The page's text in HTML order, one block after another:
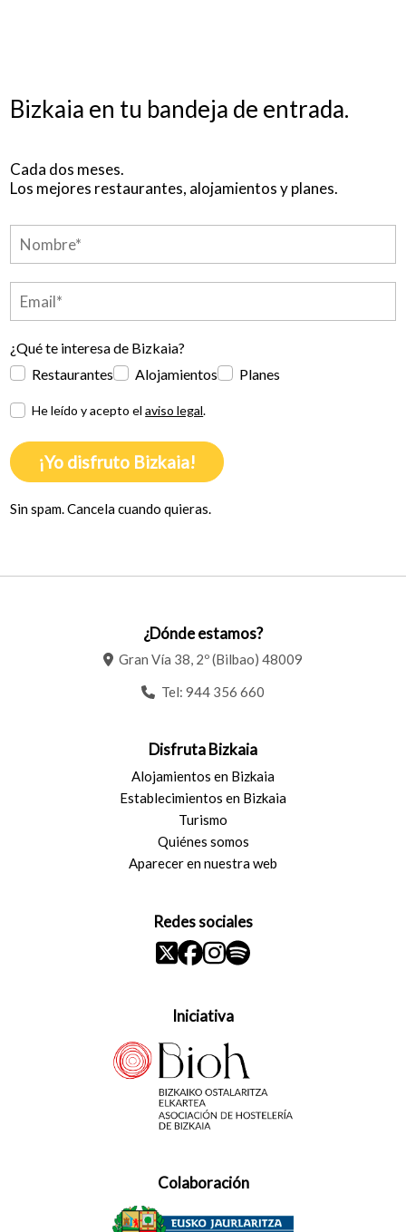
Bizkaia en tu bandeja de entrada.
Cada dos meses.
Los mejores restaurantes, alojamientos y planes.
¿Qué te interesa de Bizkaia?
Restaurantes
Alojamientos Planes
He leído y acepto elaviso legal.
¡Yo disfruto Bizkaia!
Sin spam. Cancela cuando quieras.
¿Dónde estamos?
Gran Vía 38, 2º (Bilbao) 48009
Tel: 944 356 660
Disfruta Bizkaia
Alojamientos en Bizkaia
Establecimientos en Bizkaia
Turismo
Quiénes somos
Aparecer en nuestra web
Redes sociales
Iniciativa
Colaboración